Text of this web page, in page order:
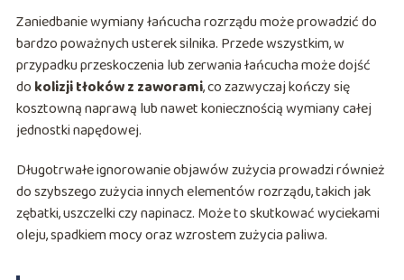
Zaniedbanie wymiany łańcucha rozrządu może prowadzić do
bardzo poważnych usterek silnika. Przede wszystkim, w
przypadku przeskoczenia lub zerwania łańcucha może dojść
do kolizji tłoków z zaworami, co zazwyczaj kończy się
kosztowną naprawą lub nawet koniecznością wymiany całej
jednostki napędowej.
Długotrwałe ignorowanie objawów zużycia prowadzi również
do szybszego zużycia innych elementów rozrządu, takich jak
zębatki, uszczelki czy napinacz. Może to skutkować wyciekami
oleju, spadkiem mocy oraz wzrostem zużycia paliwa.